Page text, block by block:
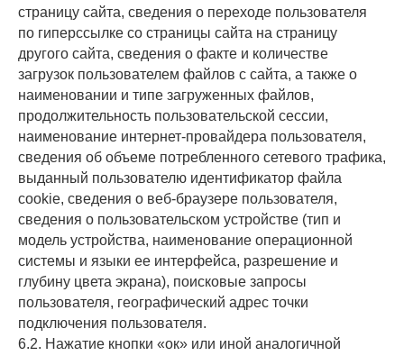
страницу сайта, сведения о переходе пользователя
по гиперссылке со страницы сайта на страницу
другого сайта, сведения о факте и количестве
загрузок пользователем файлов с сайта, а также о
наименовании и типе загруженных файлов,
продолжительность пользовательской сессии,
наименование интернет-провайдера пользователя,
сведения об объеме потребленного сетевого трафика,
выданный пользователю идентификатор файла
cookie, сведения о веб-браузере пользователя,
сведения о пользовательском устройстве (тип и
модель устройства, наименование операционной
системы и языки ее интерфейса, разрешение и
глубину цвета экрана), поисковые запросы
пользователя, географический адрес точки
подключения пользователя.
6.2. Нажатие кнопки «ок» или иной аналогичной